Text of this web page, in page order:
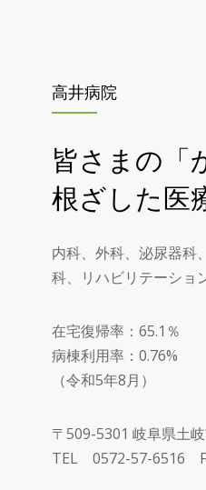
高井病院
皆さまの「
根ざした医
内科、外科、泌尿器科
科、リハビリテーショ
在宅復帰率：65.1％
病棟利用率：0.76%
（令和5年8月）
〒509-5301 岐阜県土
TEL 0572-57-6516